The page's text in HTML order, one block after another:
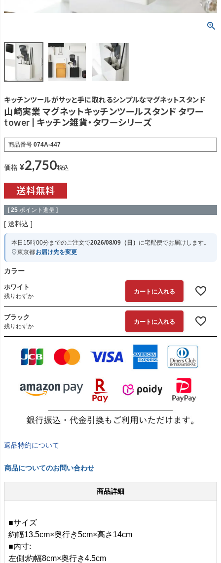
キッチンツールがサッと手に取れるシンプルなマグネットスタンド
山崎実業 マグネットキッチンツールスタンド タワー
tower | キッチン雑貨・タワーシリーズ
商品番号 074A-447
価格 ¥2,750税込
[ 25 ポイント進呈 ]
送料込
本日 15時00分までのご注文で2026/08/09（日） に宅配便でお届けします。
東京都お届け先を変更
カラー
ホワイト
残りわずか
カートに入れる
ブラック
残りわずか
カートに入れる
返品特約について
商品についてのお問い合わせ
商品詳細
■サイズ
約幅13.5cm×奥行き5cm×高さ14cm
■内寸:
左側:約幅8cm×奥行き4.5cm